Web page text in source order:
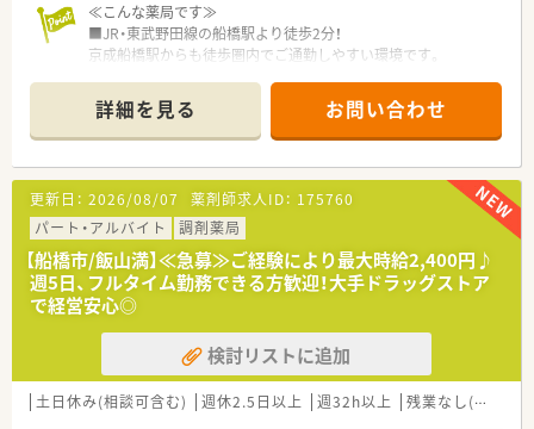
≪こんな薬局です≫
■JR・東武野田線の船橋駅より徒歩2分！
京成船橋駅からも徒歩圏内でご通勤しやすい環境です。
■クリニックビルの1階に薬局がございます。歯科・内科・婦人
科・眼科・消化器科・循環器科等、幅広い科目を応需しています。
■処方箋枚数は150～160枚程、薬剤師は正社員1名、パート6名
在籍中です。
≪こんな会社です≫
■千葉県船橋市に4店舗展開、地域に根差した調剤薬局です。
全店舗、船橋駅より徒歩圏内のためヘルプ体制も充実していま
す。
転居を伴う異動が無く、腰を据えてご就業いただくことが可能で
す。
■地域の医療機関と連携し、より良い医療を提供し患者様に信頼
していただける薬局を目指しております。
■年に2回程、納涼会と忘年会があり全店舗の従業員と交流を深
めることができます！
詳細を見る お問い合わせ
更新日： 2026/08/07 薬剤師求人ID： 175760
パート・アルバイト
調剤薬局
【船橋市/飯山満】≪急募≫ご経験により最大時給2,400円♪
週5日、フルタイム勤務できる方歓迎！大手ドラッグストア
で経営安心◎
検討リストに追加
土日休み(相談可含む) 週休2.5日以上 週32h以上 残業なし(ほぼなし含む)